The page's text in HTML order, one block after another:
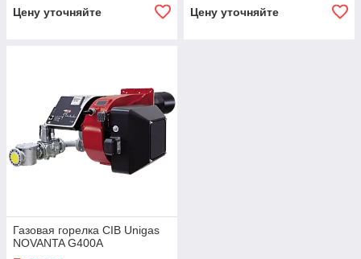
Цену уточняйте Цену уточняйте
Газовая горелка CIB Unigas
NOVANTA G400A